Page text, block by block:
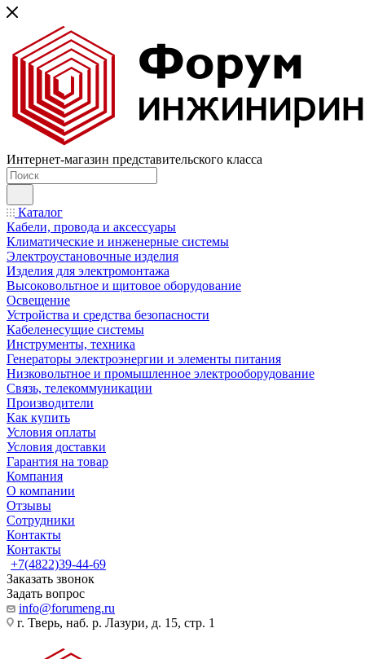
Интернет-магазин представительского класса
Каталог
Кабели, провода и аксессуары
Климатические и инженерные системы
Электроустановочные изделия
Изделия для электромонтажа
Высоковольтное и щитовое оборудование
Освещение
Устройства и средства безопасности
Кабеленесущие системы
Инструменты, техника
Генераторы электроэнергии и элементы питания
Низковольтное и промышленное электрооборудование
Связь, телекоммуникации
Производители
Как купить
Условия оплаты
Условия доставки
Гарантия на товар
Компания
О компании
Отзывы
Сотрудники
Контакты
Контакты
+7(4822)39-44-69
Заказать звонок
Задать вопрос
info@forumeng.ru
г. Тверь, наб. р. Лазури, д. 15, стр. 1